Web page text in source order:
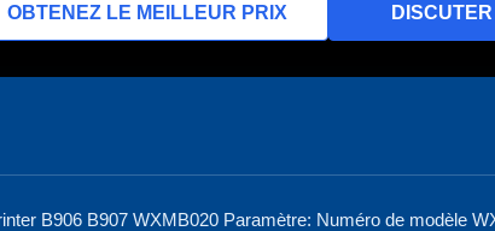
OBTENEZ LE MEILLEUR PRIX
B906 B907 WXMB020 Paramètre: Numéro de modèle